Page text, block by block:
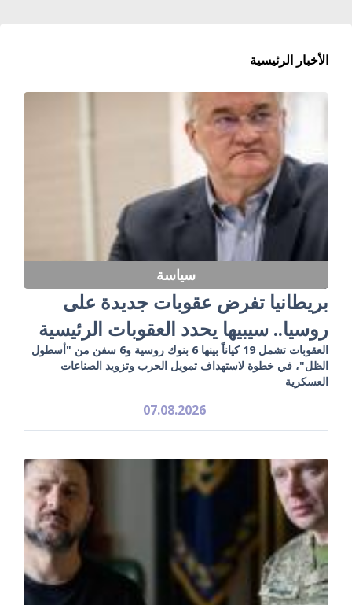
الأخبار الرئيسية
سياسة
بريطانيا تفرض عقوبات جديدة على
روسيا.. سيبيها يحدد العقوبات الرئيسية
العقوبات تشمل 19 كياناً بينها 6 بنوك روسية و6 سفن من "أسطول
الظل"، في خطوة لاستهداف تمويل الحرب وتزويد الصناعات
العسكرية
07.08.2026